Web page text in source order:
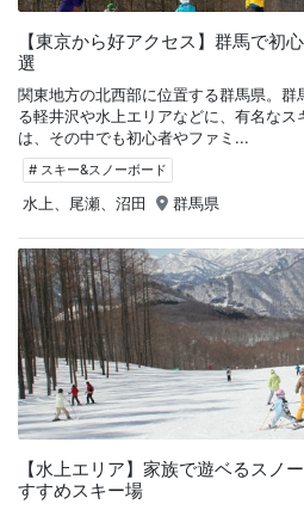
【東京から好アクセス】群馬で初
選
関東地方の北西部に位置する群馬県。
る軽井沢や水上エリアなどに、有名な
は、その中でも初心者やファミ...
# スキー&スノーボード
水上、尾瀬、沼田 群馬県
【水上エリア】家族で遊ベるスノ
すすめスキー場